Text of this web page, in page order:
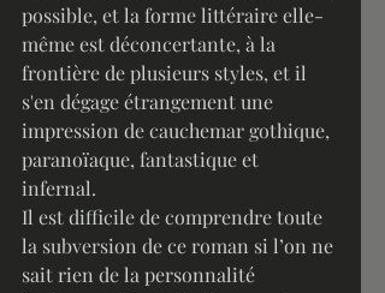
possible, et la forme littéraire elle-
même est déconcertante, à la
frontière de plusieurs styles, et il
s'en dégage étrangement une
impression de cauchemar gothique,
paranoïaque, fantastique et
infernal.
Il est difficile de comprendre toute
la subversion de ce roman si l’on ne
sait rien de la personnalité